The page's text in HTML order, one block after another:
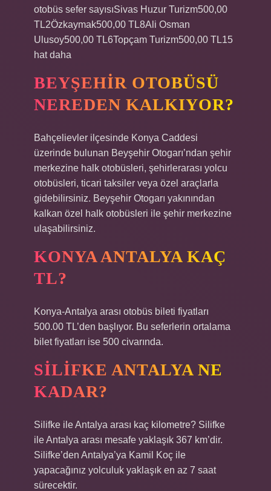
otobüs sefer sayısıSivas Huzur Turizm500,00
TL2Özkaymak500,00 TL8Ali Osman
Ulusoy500,00 TL6Topçam Turizm500,00 TL15
hat daha
BEYŞEHIR OTOBÜSÜ
NEREDEN KALKIYOR?
Bahçelievler ilçesinde Konya Caddesi
üzerinde bulunan Beyşehir Otogarı’ndan şehir
merkezine halk otobüsleri, şehirlerarası yolcu
otobüsleri, ticari taksiler veya özel araçlarla
gidebilirsiniz. Beyşehir Otogarı yakınından
kalkan özel halk otobüsleri ile şehir merkezine
ulaşabilirsiniz.
KONYA ANTALYA KAÇ
TL?
Konya-Antalya arası otobüs bileti fiyatları
500.00 TL’den başlıyor. Bu seferlerin ortalama
bilet fiyatları ise 500 civarında.
SILIFKE ANTALYA NE
KADAR?
Silifke ile Antalya arası kaç kilometre? Silifke
ile Antalya arası mesafe yaklaşık 367 km’dir.
Silifke’den Antalya’ya Kamil Koç ile
yapacağınız yolculuk yaklaşık en az 7 saat
sürecektir.